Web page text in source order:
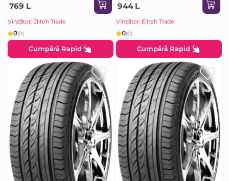
769 L
Vînzător: Eliteh Trade
0(0)
Cumpără Rapid
944 L
Vînzător: Eliteh Trade
0(0)
Cumpără Rapid